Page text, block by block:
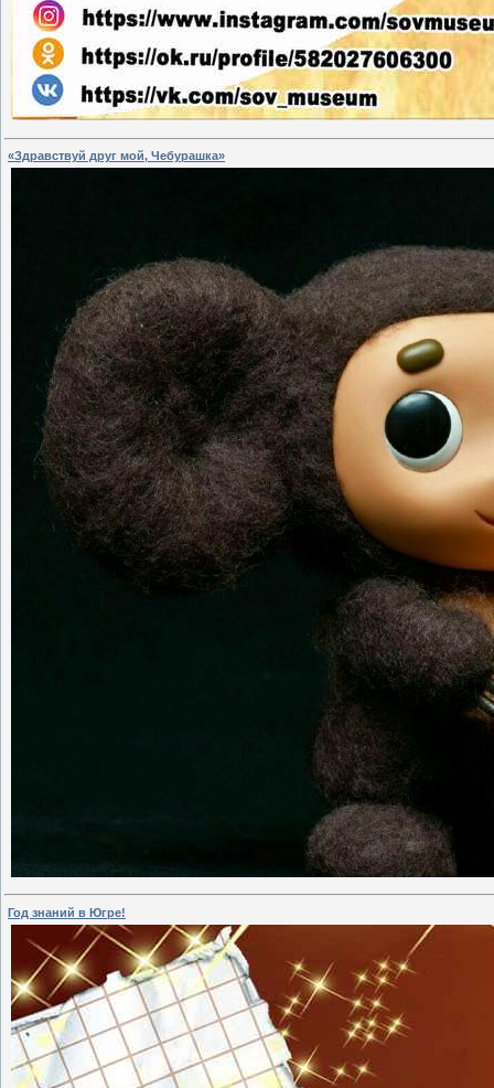
«Здравствуй друг мой, Чебурашка»
Год знаний в Югре!